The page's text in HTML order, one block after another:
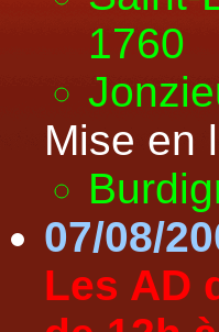
1760
Mise en
07/08/
Les AD